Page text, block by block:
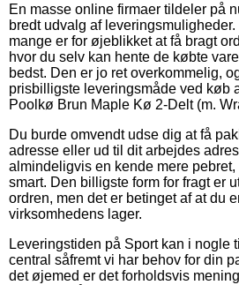
En masse online firmaer tildeler på
bredt udvalg af
mange er for øjeblikket at få bragt
hvor du selv kan hente de købte
bedst. Den er jo ret overkommelig,
prisbilligste leveringsmåde ved køb
Poolkø Brun Maple Kø 2-Delt (m.
Du burde omvendt udse dig at få
adresse eller ud til dit arbejdes
almindeligvis en kende mere
smart. Den billigste form for fragt er
ordren, men det er betinget af at du
virksomhedens lager.
Leveringstiden på Sport kan i
central såfremt vi har behov for din
det øjemed er det forholdsvis